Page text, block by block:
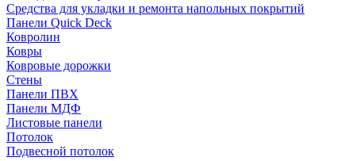
Средства для укладки и ремонта напольных покрытий
Панели Quick Deck
Ковролин
Ковры
Ковровые дорожки
Стены
Панели ПВХ
Панели МДФ
Листовые панели
Потолок
Подвесной потолок